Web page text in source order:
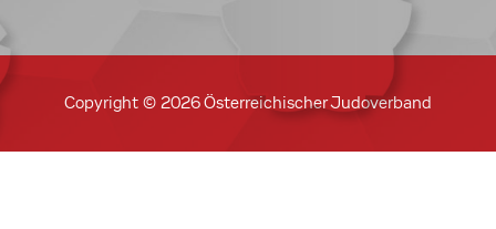
Copyright © 2026 Österreichischer Judoverband